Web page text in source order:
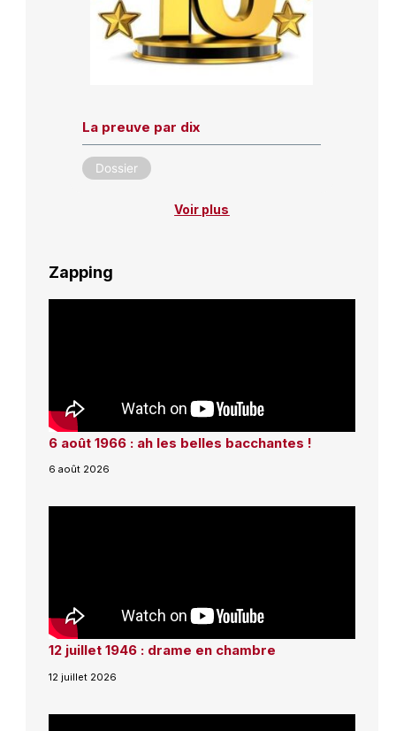
La preuve par dix
Dossier
Voir plus
Zapping
6 août 1966 : ah les belles bacchantes !
6 août 2026
12 juillet 1946 : drame en chambre
12 juillet 2026